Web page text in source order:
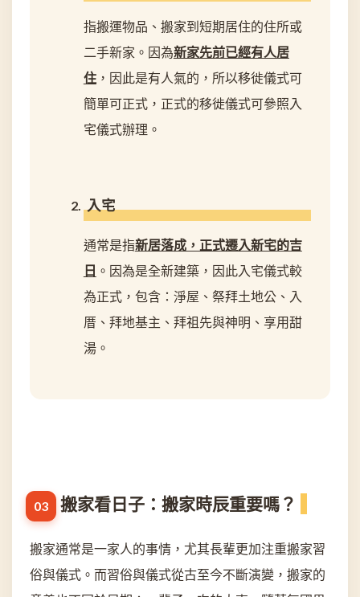
指搬運物品、搬家到短期居住的住所或
二手新家。因為新家先前已經有人居
住，因此是有人氣的，所以移徙儀式可
簡單可正式，正式的移徙儀式可參照入
宅儀式辦理。
入宅
通常是指新居落成，正式遷入新宅的吉
日 。因為是全新建築，因此入宅儀式較
為正式，包含：淨屋、祭拜土地公、入
厝、拜地基主、拜祖先與神明、享用甜
湯。
搬家看日子：搬家時辰重要嗎？
搬家通常是一家人的事情，尤其長輩更加注重搬家習
俗與儀式。而習俗與儀式從古至今不斷演變，搬家的